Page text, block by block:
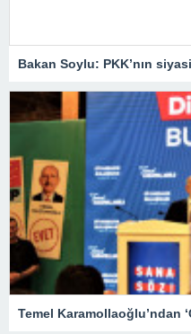
Bakan Soylu: PKK’nın
Temel Karamollaoğlu’ndan